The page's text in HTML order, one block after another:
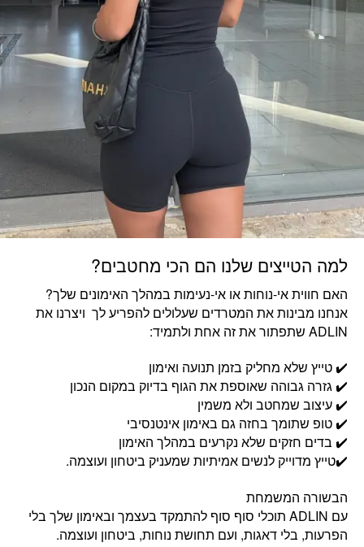
למה הטייצים שלנו הם הכי מחטבים?
האם חווית אי-נוחות או אי-נעימות במהלך האימונים שלך?
אנחנו מבינות את המטרדים שעלולים להפריע לך ויצרנו את
ADLIN שתפתור את זה אחת ולתמיד:
✔️ טייץ שלא מחליק בזמן תנועה ואימון
✔️ גזרה גבוהה שאוספת את הגוף בדיוק במקום הנכון
✔️ עיצוב שמחטב ולא משמין
✔️ טופ שתומך בחזה גם באימון אינטנסיבי
✔️ בדים חזקים שלא נקרעים במהלך האימון
✔️טייץ מדוייק לנשים אמיתיות שמעניק ביטחון ועוצמה.
הבשורה המשמחת
עם ADLIN תוכלי סוף סוף להתמקד בעצמך ובאימון שלך בלי
הפרעות, בלי דאגות, ועם תחושת נוחות, ביטחון ועוצמה.